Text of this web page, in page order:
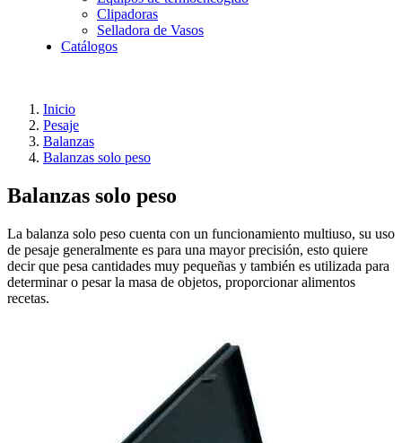
Clipadoras
Selladora de Vasos
Catálogos
Inicio
Pesaje
Balanzas
Balanzas solo peso
Balanzas solo peso
La balanza solo peso cuenta con un funcionamiento multiuso, su uso
de pesaje generalmente es para una mayor precisión, esto quiere
decir que pesa cantidades muy pequeñas y también es utilizada para
determinar o pesar la masa de objetos, proporcionar alimentos
recetas.